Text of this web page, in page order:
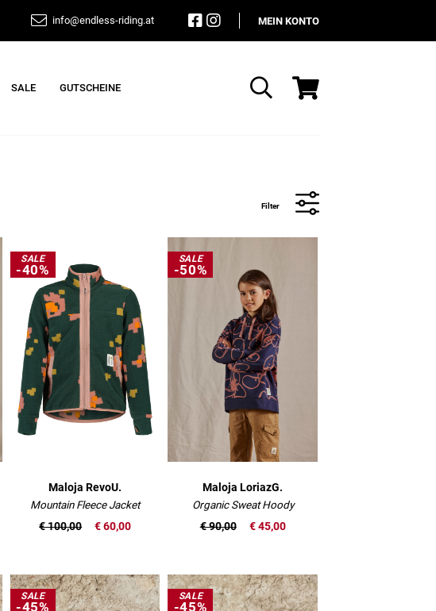
info@endless-riding.at MEIN KONTO
SALE GUTSCHEINE
Suche
Filter
SALE
-40%
Maloja RevoU.
Mountain Fleece Jacket
€ 60,00
€ 100,00
SALE
-50%
Maloja LoriazG.
Organic Sweat Hoody
€ 45,00
€ 90,00
SALE
-45%
SALE
-45%